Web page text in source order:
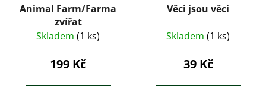
Animal Farm/Farma
zvířat
Skladem (1 ks)
199 Kč
Věci jsou věci
Skladem (1 ks)
39 Kč